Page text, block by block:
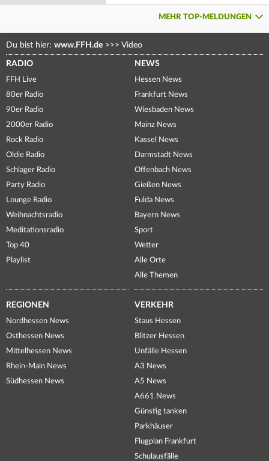
MEHR TOP-MELDUNGEN
Du bist hier: www.FFH.de >>> Video
RADIO
FFH Live
80er Radio
90er Radio
2000er Radio
Rock Radio
Oldie Radio
Schlager Radio
Party Radio
Lounge Radio
Weihnachtsradio
Meditationsradio
Top 40
Playlist
NEWS
Hessen News
Frankfurt News
Wiesbaden News
Mainz News
Kassel News
Darmstadt News
Offenbach News
Gießen News
Fulda News
Bayern News
Sport
Wetter
Alle Orte
Alle Themen
REGIONEN
Nordhessen News
Osthessen News
Mittelhessen News
Rhein-Main News
Südhessen News
VERKEHR
Staus Hessen
Blitzer Hessen
Unfälle Hessen
A3 News
A5 News
A661 News
Günstig tanken
Parkhäuser
Flugplan Frankfurt
Schulausfälle